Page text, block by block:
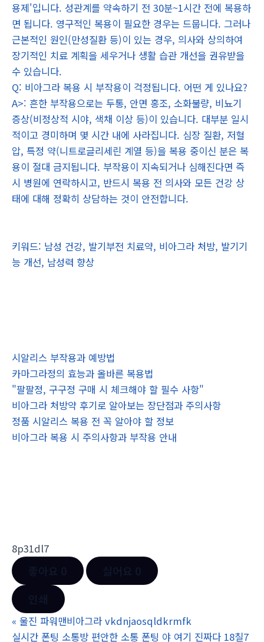
용제'입니다. 성관계를 약속하기 전 30분~1시간 전에 복용하
면 됩니다. 영구적인 복용이 필요한 경우는 드뭅니다. 그러나
근본적인 원인(만성질환 등)이 있는 경우, 의사와 상의하여
장기적인 치료 계획을 세우거나 생활 습관 개선을 권유받을
수 있습니다.
Q: 비아그라 복용 시 부작용이 걱정됩니다. 어떤 게 있나요?
A>: 흔한 부작용으로는 두통, 안면 홍조, 소화불량, 비뇨기
증상(비정상적 시야, 색채 이상 등)이 있습니다. 대부분 일시
적이고 경미하며 몇 시간 내에 사라집니다. 심장 질환, 저혈
압, 특정 약(니트로글리세린 계열 등)을 복용 중이신 분은 복
용이 절대 금지됩니다. 부작용이 지속되거나 심해진다면 즉
시 병원에 연락하시고, 반드시 복용 전 의사와 모든 건강 상
태에 대해 정확히 상담하는 것이 안전합니다.
키워드: 남성 건강, 발기부전 치료약, 비아그라 처방, 발기기
능 개선, 남성력 향상
시알리스 부작용과 예방법
카마그라정의 효능과 올바른 복용법
"팔팔정, 구구정 구매 시 체크해야 할 필수 사항"
비아그라 처방약 후기로 알아보는 장단점과 주의사항
정품 시알리스 복용 전 꼭 알아야 할 정보
비아그라 복용 시 주의사항과 부작용 안내
8p31dl7
« 울진 파워맨비아그라 vkdnjaosqldkrmfk
실시간 폰팅 소통방 편안한 소통 폰팅 야 여기 진짜다 18칠7